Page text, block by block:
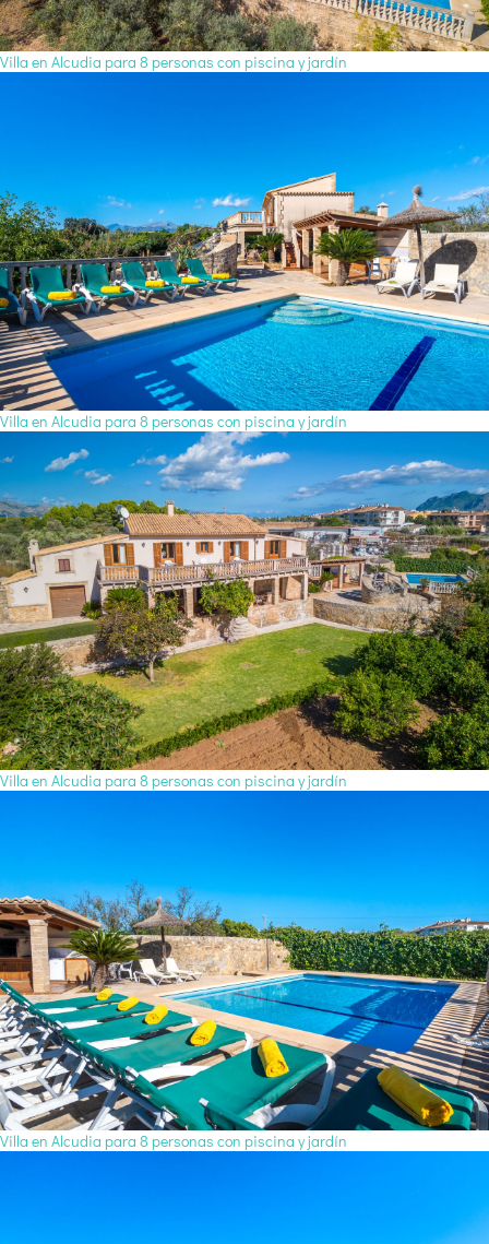
Villa en Alcudia para 8 personas con piscina y jardín
Villa en Alcudia para 8 personas con piscina y jardín
Villa en Alcudia para 8 personas con piscina y jardín
Villa en Alcudia para 8 personas con piscina y jardín